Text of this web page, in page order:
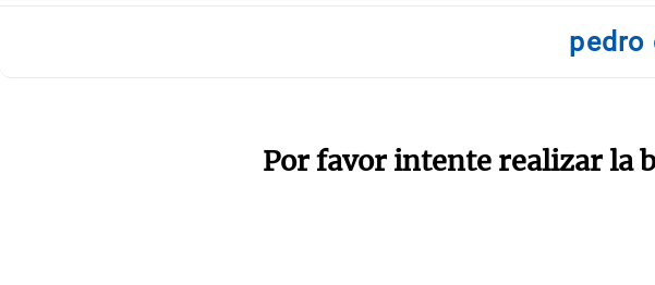
pedro
Por favor intente realizar la